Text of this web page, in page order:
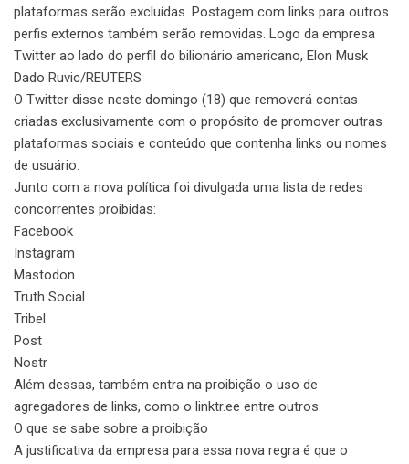
plataformas serão excluídas. Postagem com links para outros
perfis externos também serão removidas. Logo da empresa
Twitter ao lado do perfil do bilionário americano, Elon Musk
Dado Ruvic/REUTERS
O Twitter disse neste domingo (18) que removerá contas
criadas exclusivamente com o propósito de promover outras
plataformas sociais e conteúdo que contenha links ou nomes
de usuário.
Junto com a nova política foi divulgada uma lista de redes
concorrentes proibidas:
Facebook
Instagram
Mastodon
Truth Social
Tribel
Post
Nostr
Além dessas, também entra na proibição o uso de
agregadores de links, como o linktr.ee entre outros.
O que se sabe sobre a proibição
A justificativa da empresa para essa nova regra é que o